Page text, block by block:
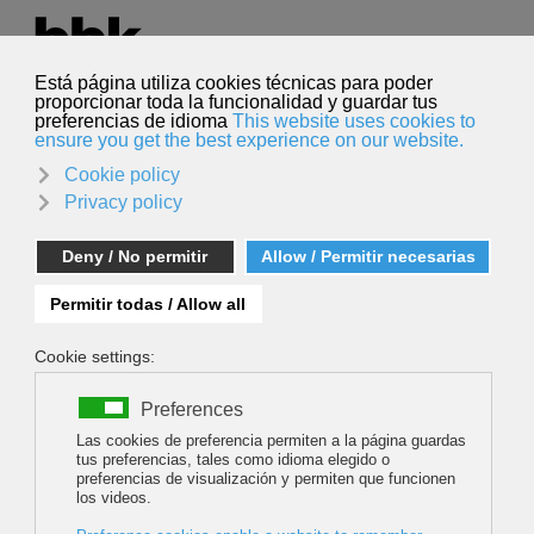
Seleccione su idioma
Español
Buscar
GIGANTES PARALELOS